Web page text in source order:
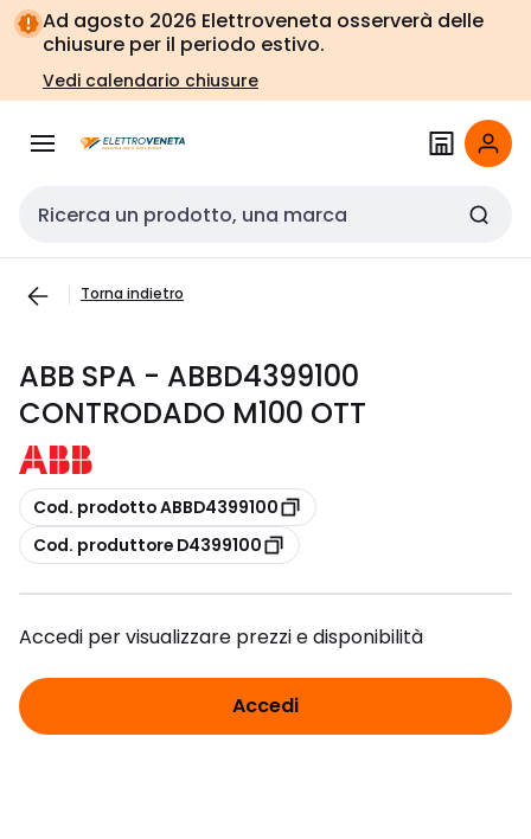
Vai alla
navigazione
Vai
alla
pagina
Ad agosto 2026 Elettroveneta osserverà delle
chiusure per il periodo estivo.
Vedi calendario chiusure
Cerca input
Torna indietro
ABB SPA - ABBD4399100
CONTRODADO M100 OTT
copia
Cod. prodotto ABBD4399100
copia
Cod. produttore D4399100
Accedi per visualizzare prezzi e disponibilità
Accedi